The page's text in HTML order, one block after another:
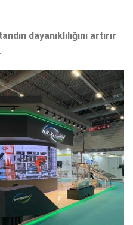
dayanıklılığını artırır